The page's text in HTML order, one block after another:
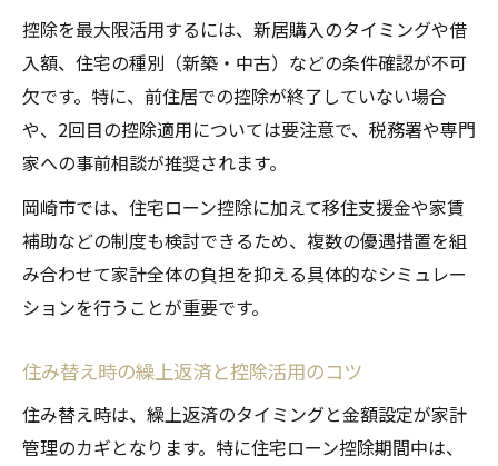
岡崎市の移住支援金活用と住み替えローン
住み替えローン活用で家計負担を抑える方
法
新生活で使える助成金と住み替えローンの
活用例
年末調整の手続きに必要な書類とポイント
住み替えローン利用時の年末調整の流れ
住宅ローン控除適用に必要な書類一覧
住み替え時の登記事項証明書と申告手続き
住み替えローン時の年末調整ポイントまと
め
控除を最大限活用するには、新居購入のタイミングや借
入額、住宅の種別（新築・中古）などの条件確認が不可
欠です。特に、前住居での控除が終了していない場合
や、2回目の控除適用については要注意で、税務署や専門
家への事前相談が推奨されます。
岡崎市では、住宅ローン控除に加えて移住支援金や家賃
補助などの制度も検討できるため、複数の優遇措置を組
み合わせて家計全体の負担を抑える具体的なシミュレー
ションを行うことが重要です。
住み替え時の繰上返済と控除活用のコツ
住み替え時は、繰上返済のタイミングと金額設定が家計
管理のカギとなります。特に住宅ローン控除期間中は、